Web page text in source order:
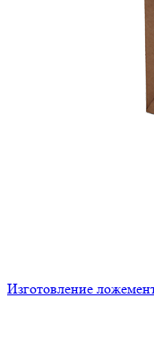
Изготовление